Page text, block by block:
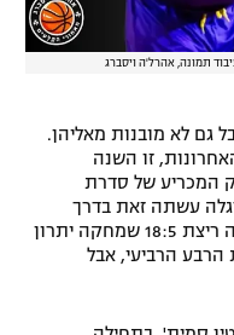
תמונה, אהרל'ה ויסברג
גם לא מובנות מאליהן.
העפילה אמש (שלישי) לשלב 16 האחרונות, זו השנה
המכריע של סדרת
אוסטנד 72:78, וכהרגלה עשתה זאת בדרך
הפתלתלה והמתוקה ביותר; היא ספגה ריצת 18:5 שמחקה יתרון
הרבע הרביעי, אבל